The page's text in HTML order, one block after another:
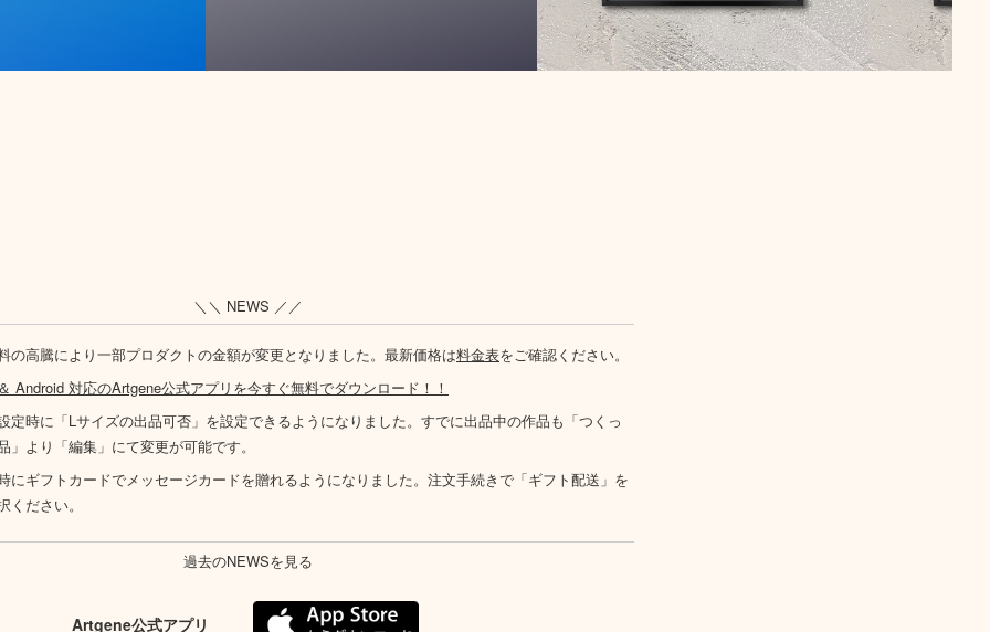
＼＼ NEWS ／／
の高騰により一部プロダクトの金額が変更となりました。最新価格は料金表をご確認ください。
Android 対応のArtgene公式アプリを今すぐ無料でダウンロード！！
定時に「Lサイズの出品可否」を設定できるようになりました。すでに出品中の作品も「つくっ
」より「編集」にて変更が可能です。
にギフトカードでメッセージカードを贈れるようになりました。注文手続きで「ギフト配送」を
ください。
過去のNEWSを見る
Artgene公式アプリ